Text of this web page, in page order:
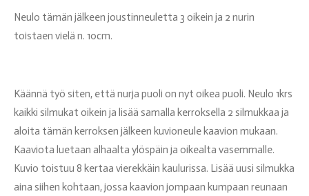
Neulo tämän jälkeen joustinneuletta 3 oikein ja 2 nurin
toistaen vielä n. 10cm.
Käännä työ siten, että nurja puoli on nyt oikea puoli. Neulo 1krs
kaikki silmukat oikein ja lisää samalla kerroksella 2 silmukkaa ja
aloita tämän kerroksen jälkeen kuvioneule kaavion mukaan.
Kaaviota luetaan alhaalta ylöspäin ja oikealta vasemmalle.
Kuvio toistuu 8 kertaa vierekkäin kaulurissa. Lisää uusi silmukka
aina siihen kohtaan, jossa kaavion jompaan kumpaan reunaan